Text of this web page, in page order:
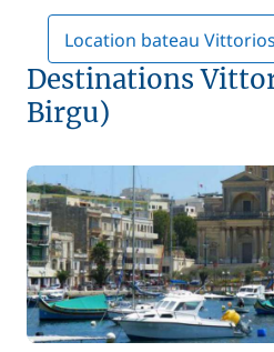
Location bateau
Destinations
Birgu)